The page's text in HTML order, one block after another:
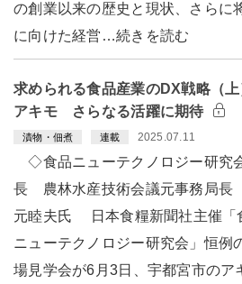
の創業以来の歴史と現状、さらに
に向けた経営…続きを読む
求められる食品産業のDX戦略（上
アキモ さらなる活躍に期待
漬物・佃煮 連載 2025.07.11
◇食品ニューテクノロジー研究
長 農林水産技術会議元事務局
元睦夫氏 日本食糧新聞社主催「
ニューテクノロジー研究会」恒例
場見学会が6月3日、宇都宮市のア